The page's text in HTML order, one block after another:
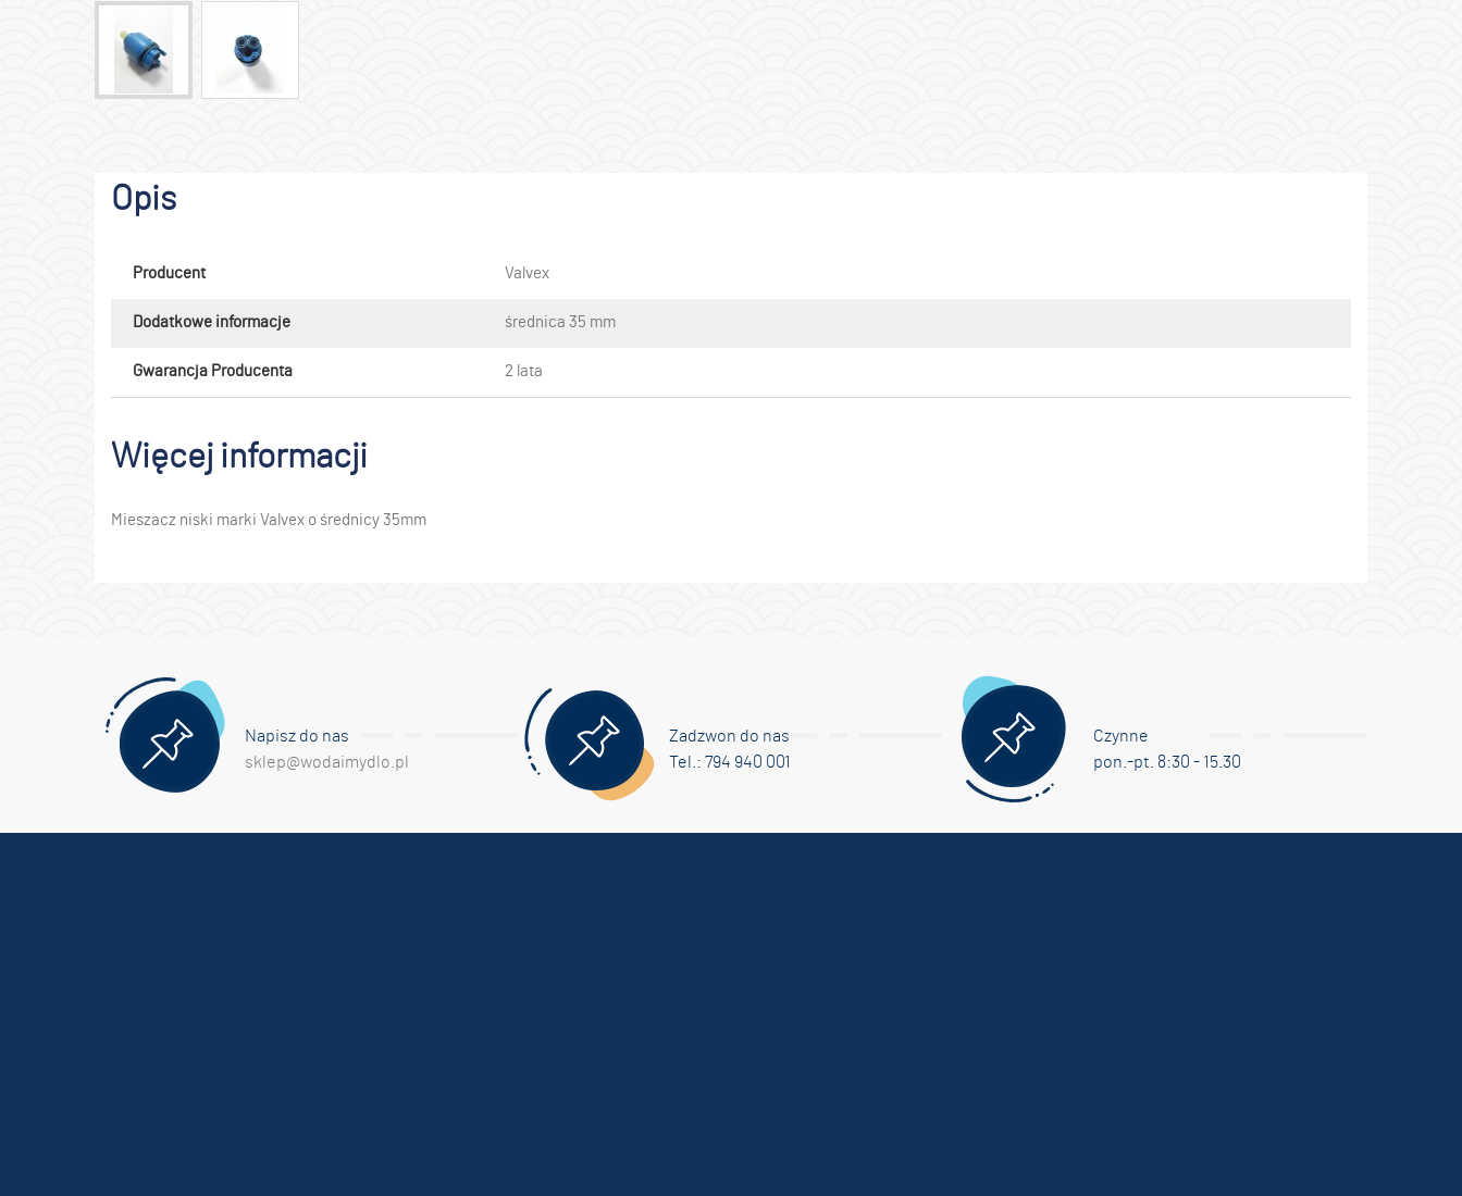
Opis
Producent Valvex
Dodatkowe informacje średnica 35 mm
Gwarancja Producenta 2 lata
Więcej informacji
Mieszacz niski marki Valvex o średnicy 35mm
Napisz do nas
sklep@wodaimydlo.pl
Zadzwon do nas
Tel.: 794 940 001
Czynne
pon.-pt. 8:30 - 15.30